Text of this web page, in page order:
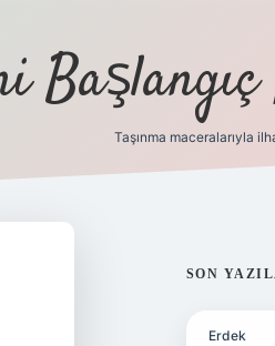
Taşınma maceralarıyla
SON
Erdek